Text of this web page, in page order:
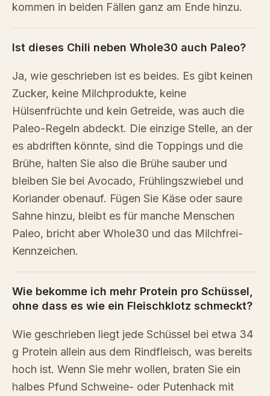
kommen in beiden Fällen ganz am Ende hinzu.
Ist dieses Chili neben Whole30 auch Paleo?
Ja, wie geschrieben ist es beides. Es gibt keinen
Zucker, keine Milchprodukte, keine
Hülsenfrüchte und kein Getreide, was auch die
Paleo-Regeln abdeckt. Die einzige Stelle, an der
es abdriften könnte, sind die Toppings und die
Brühe, halten Sie also die Brühe sauber und
bleiben Sie bei Avocado, Frühlingszwiebel und
Koriander obenauf. Fügen Sie Käse oder saure
Sahne hinzu, bleibt es für manche Menschen
Paleo, bricht aber Whole30 und das Milchfrei-
Kennzeichen.
Wie bekomme ich mehr Protein pro Schüssel,
ohne dass es wie ein Fleischklotz schmeckt?
Wie geschrieben liegt jede Schüssel bei etwa 34
g Protein allein aus dem Rindfleisch, was bereits
hoch ist. Wenn Sie mehr wollen, braten Sie ein
halbes Pfund Schweine- oder Putenhack mit